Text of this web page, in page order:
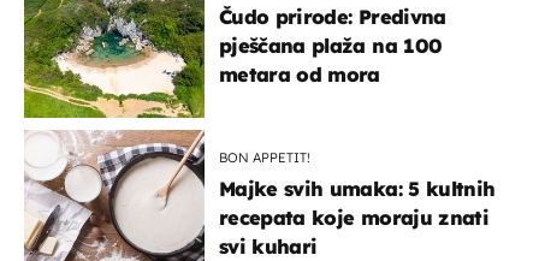
Čudo prirode: Predivna
pješčana plaža na 100
metara od mora
BON APPETIT!
Majke svih umaka: 5 kultnih
recepata koje moraju znati
svi kuhari